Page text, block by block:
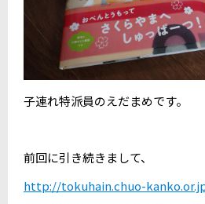
子連れ特派員のえだまめです。
前回に引き続きまして、
http://tokuhain.chuo-